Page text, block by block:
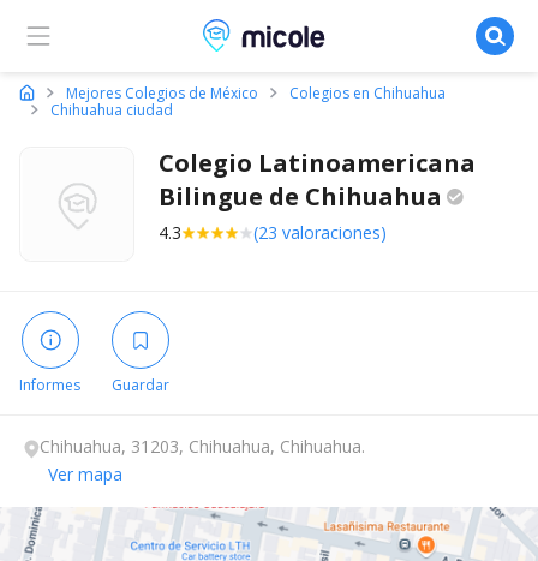
Micole, buscador de colegios
Mejores Colegios de México
Colegios en Chihuahua
Chihuahua ciudad
Colegio Latinoamericana
Bilingue de Chihuahua
4.3 (23 valoraciones)
Informes Guardar
Chihuahua, 31203, Chihuahua, Chihuahua.
Ver mapa